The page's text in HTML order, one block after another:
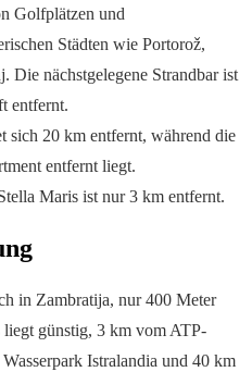
Golfplätzen und
Städten wie Portorož,
Die nächstgelegene Strandbar ist
entfernt.
sich 20 km entfernt, während die
entfernt liegt.
Maris ist nur 3 km entfernt.
in Zambratija, nur 400 Meter
liegt günstig, 3 km vom ATP-
Istralandia und 40 km